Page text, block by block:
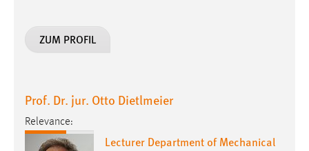
ZUM PROFIL
Prof. Dr. jur. Otto Dietlmeier
Relevance:
Lecturer Department of Mechanical